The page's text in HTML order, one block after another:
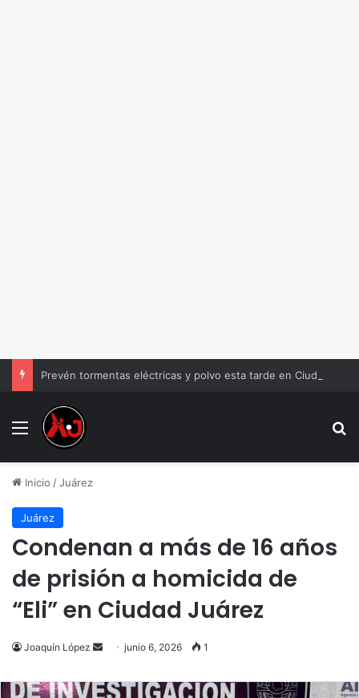
Menu
Inicio /Juárez
Juárez
Condenan a más de 16 años
de prisión a homicida de
“Eli” en Ciudad Juárez
Joaquín López
Send
email
junio 6, 2026 1